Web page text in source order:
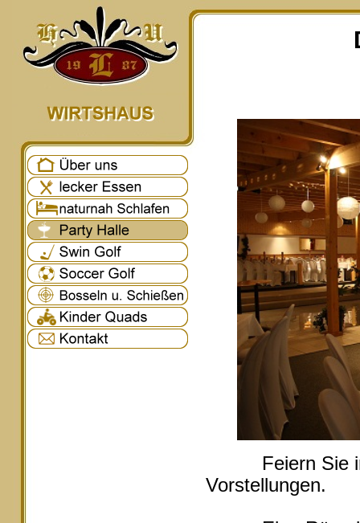
Feiern Sie in
Vorstellungen.